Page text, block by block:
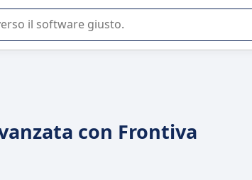
software SaaS per la vostra azienda.
con Frontiva